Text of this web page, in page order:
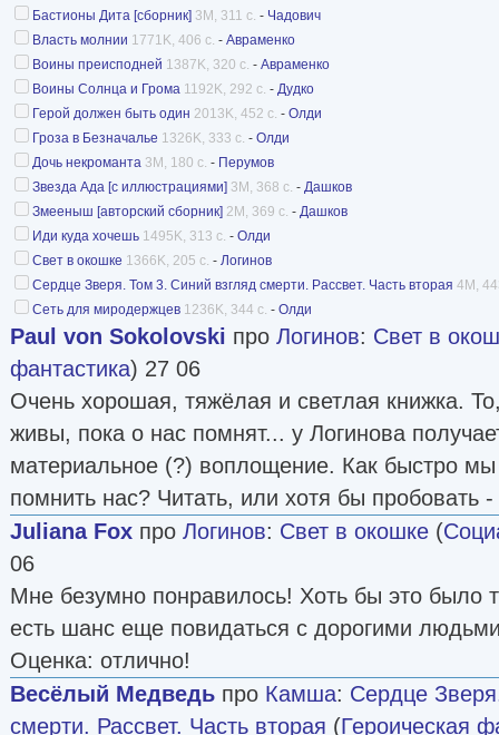
Бастионы Дита [сборник] 3M, 311 с. - Чадович
Власть молнии 1771K, 406 с. - Авраменко
Воины преисподней 1387K, 320 с. - Авраменко
Воины Солнца и Грома 1192K, 292 с. - Дудко
Герой должен быть один 2013K, 452 с. - Олди
Гроза в Безначалье 1326K, 333 с. - Олди
Дочь некроманта 3M, 180 с. - Перумов
Звезда Ада [c иллюстрациями] 3M, 368 с. - Дашков
Змееныш [авторский сборник] 2M, 369 с. - Дашков
Иди куда хочешь 1495K, 313 с. - Олди
Свет в окошке 1366K, 205 с. - Логинов
Сердце Зверя. Том 3. Синий взгляд смерти. Рассвет. Часть вторая 4M,
Сеть для миродержцев 1236K, 344 с. - Олди
Paul von Sokolovski про Логинов: Свет в
фантастика) 27 06
Очень хорошая, тяжёлая и светлая книжка.
живы, пока о нас помнят... у Логинова
материальное (?) воплощение. Как быстро мы
помнить нас? Читать, или хотя бы пробовать
Juliana Fox про Логинов: Свет в окошке (
06
Мне безумно понравилось! Хоть бы это было
есть шанс еще повидаться с дорогими
Оценка: отлично!
Весёлый Медведь про Камша: Сердце
смерти. Рассвет. Часть вторая (Героическая